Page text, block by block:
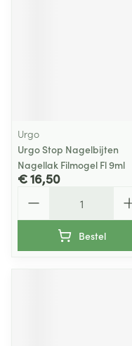
Urgo
Urgo Stop Nagelbijten
Nagellak Filmogel Fl 9ml
€ 16,50
Bestel